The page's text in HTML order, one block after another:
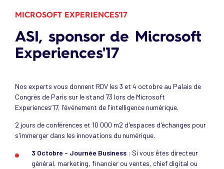
MICROSOFT EXPERIENCES'17
ASI, sponsor de Microsoft
Experiences'17
Nos experts vous donnent RDV les 3 et 4 octobre au Palais de
Congrès de Paris sur le stand 73 lors de Microsoft
Experiences’17, l'événement de l'intelligence numérique.
2 jours de conférences et 10 000 m2 d'espaces d'échanges pour
s'immerger dans les innovations du numérique.
3 Octobre - Journée Business : Si vous êtes directeur
général, marketing, financier ou ventes, chief digital ou